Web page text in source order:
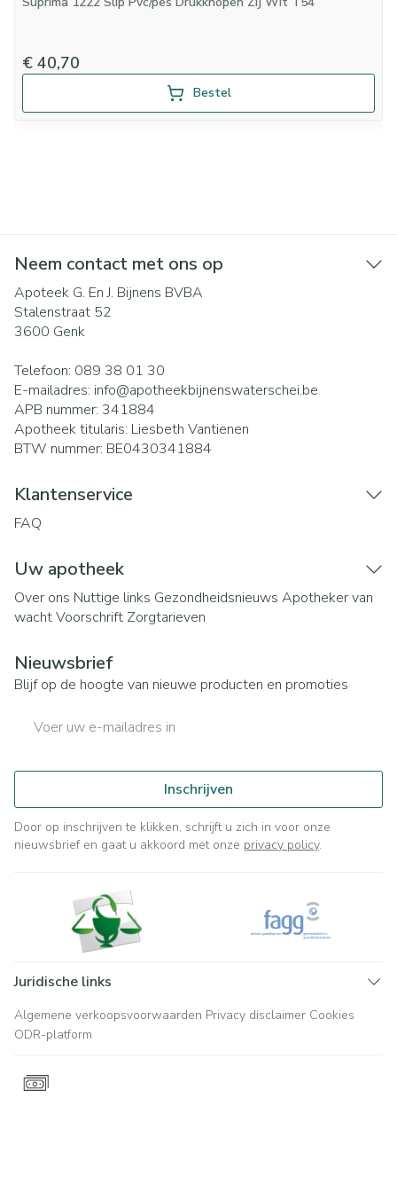
€ 40,70
Bestel
Neem contact met ons op
Apoteek G. En J. Bijnens BVBA
Stalenstraat 52
3600 Genk
Telefoon: 089 38 01 30
E-mailadres: info@apotheekbijnenswaterschei.be
APB nummer: 341884
Apotheek titularis: Liesbeth Vantienen
BTW nummer: BE0430341884
Klantenservice
FAQ
Uw apotheek
Over ons Nuttige links Gezondheidsnieuws Apotheker van
wachtVoorschrift Zorgtarieven
Nieuwsbrief
Blijf op de hoogte van nieuwe producten en promoties
Inschrijven
Door op inschrijven te klikken, schrijft u zich in voor onze
nieuwsbrief en gaat u akkoord met onze privacy policy.
Juridische links
Algemene verkoopsvoorwaarden Privacy disclaimer Cookies
ODR-platform